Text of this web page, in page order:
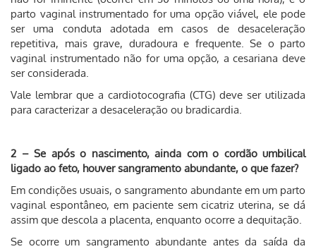
parto vaginal instrumentado for uma opção viável, ele pode
ser uma conduta adotada em casos de desaceleração
repetitiva, mais grave, duradoura e frequente. Se o parto
vaginal instrumentado não for uma opção, a cesariana deve
ser considerada.
Vale lembrar que a cardiotocografia (CTG) deve ser utilizada
para caracterizar a desaceleração ou bradicardia.
2 – Se após o nascimento, ainda com o cordão umbilical
ligado ao feto, houver sangramento abundante, o que fazer?
Em condições usuais, o sangramento abundante em um parto
vaginal espontâneo, em paciente sem cicatriz uterina, se dá
assim que descola a placenta, enquanto ocorre a dequitação.
Se ocorre um sangramento abundante antes da saída da